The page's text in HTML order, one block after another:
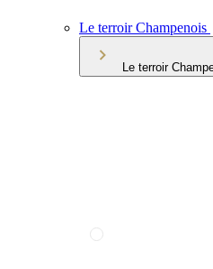
Le terroir Champenois
Le terroir